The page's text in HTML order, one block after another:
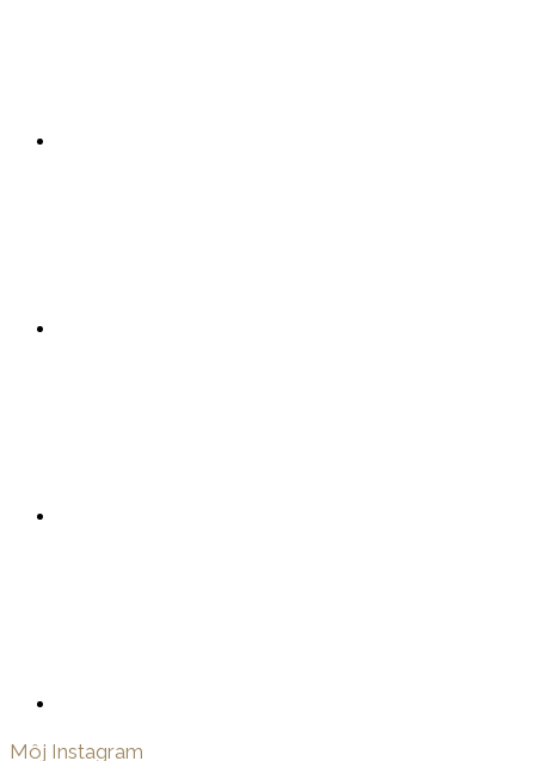
Môj Instagram